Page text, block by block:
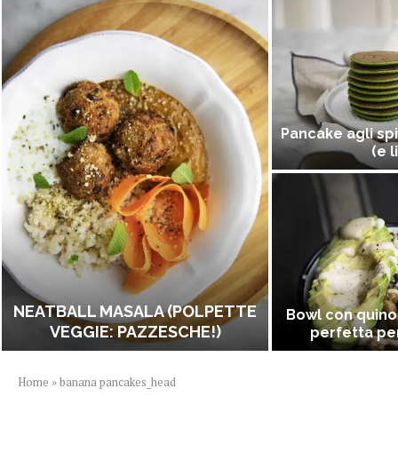
NEATBALL MASALA (POLPETTE
VEGGIE: PAZZESCHE!)
Pancake agli
(e
Bowl con
perfetta
Home »banana pancakes_head